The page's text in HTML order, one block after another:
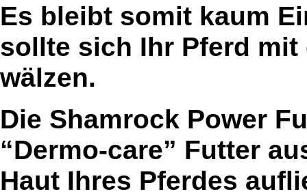
Es bleibt somit kaum
sollte sich Ihr Pferd
wälzen.
Die Shamrock Power
“Dermo-care” Futter
Haut Ihres Pferdes